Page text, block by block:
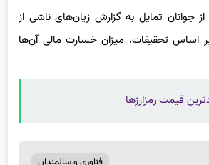
بر اساس تحقیقات، میزان خسارت مالی آن‌ها